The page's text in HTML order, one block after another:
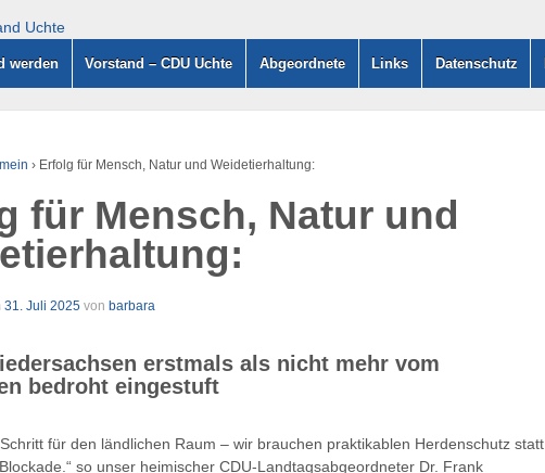
werden Vorstand – CDU Uchte Abgeordnete Links Datenschutz
› Erfolg für Mensch, Natur und Weidetierhaltung:
für Mensch, Natur und
31. Juli 2025 von barbara
erstmals als nicht mehr vom
bedroht eingestuft
Schritt für den ländlichen Raum – wir brauchen praktikablen Herdenschutz statt
so unser heimischer CDU-Landtagsabgeordneter Dr. Frank